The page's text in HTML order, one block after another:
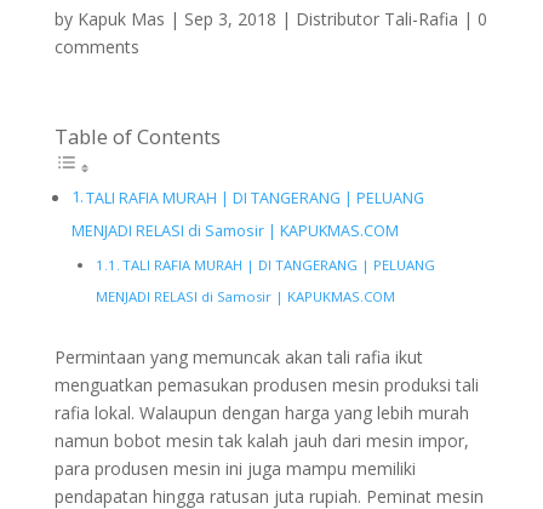
by Kapuk Mas | Sep 3, 2018 | Distributor Tali-Rafia | 0
comments
Table of Contents
TALI RAFIA MURAH | DI TANGERANG | PELUANG
MENJADI RELASI di Samosir | KAPUKMAS.COM
TALI RAFIA MURAH | DI TANGERANG | PELUANG
MENJADI RELASI di Samosir | KAPUKMAS.COM
Permintaan yang memuncak akan tali rafia ikut
menguatkan pemasukan produsen mesin produksi tali
rafia lokal. Walaupun dengan harga yang lebih murah
namun bobot mesin tak kalah jauh dari mesin impor,
para produsen mesin ini juga mampu memiliki
pendapatan hingga ratusan juta rupiah. Peminat mesin